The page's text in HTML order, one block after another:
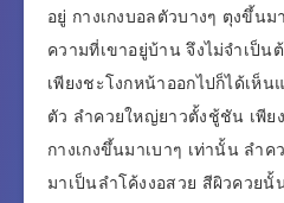
อยู่ กางเกงบอลตัวบางๆ ตุงขึ้น
ความที่เขาอยู่บ้าน จึงไม่จำเป็น
เพียงชะโงกหน้าออกไปก็ได้เห็
ตัว ลำควยใหญ่ยาวตั้งชู้ชัน เพีย
กางเกงขึ้นมาเบาๆ เท่านั้น ลำ
มาเป็นลำโค้งงอสวย สีผิวควย